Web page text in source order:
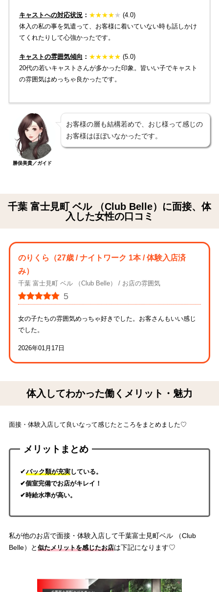
キャストへの対応状況： ★★★★★ (4.0)
体入の私の事を気遣って、お客様に着いていない時も話しかけ
てくれたりして心強かったです。
キャストの雰囲気傾向 ： ★★★★★ (5.0)
20代の若いキャストさんが多かった印象。皆いい子でキャスト
の雰囲気はめっちゃ良かったです。
勝俣美貴／ガイド
お客様の層も結構若めで、おじ様って感じの
お客様はほぼいなかったです。
千葉 富士見町 ベル （Club Belle）に面接、体
入した女性の口コミ
のりくら
（27歳 / ナイトワーク 1本 / 体験入店済
み）
千葉 富士見町 ベル （Club Belle） お店の雰囲気
5
女の子たちの雰囲気めっちゃ好きでした。お客さんもいい感じ
でした。
2026年01月17日
体入してわかった働くメリット・魅力
面接・体験入店して良いなって感じたところをまとめました♡
メリットまとめ
✔バック類が充実している。
✔個室完備でお店がキレイ！
✔時給水準が高い。
私が他のお店で面接・体験入店して千葉富士見町ベル （Club
Belle）と 似たメリットを感じたお店は下記になります♡